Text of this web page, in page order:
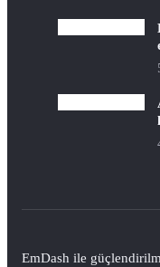
EmDash ile